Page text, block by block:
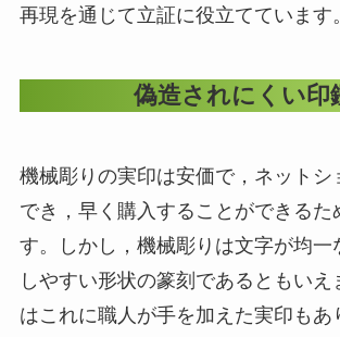
再現を通じて立証に役立てています。
偽造されにくい印
機械彫りの実印は安価で，ネットシ
でき，早く購入することができるた
す。しかし，機械彫りは文字が均一
しやすい形状の篆刻であるともいえ
はこれに職人が手を加えた実印もあ